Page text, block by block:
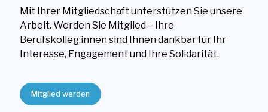
DE
Suche
Shop
Login
Mit Ihrer Mitgliedschaft unterstützen Sie unsere
Arbeit. Werden Sie Mitglied – Ihre
Berufskolleg:innen sind Ihnen dankbar für Ihr
Interesse, Engagement und Ihre Solidarität.
Mitglied werden